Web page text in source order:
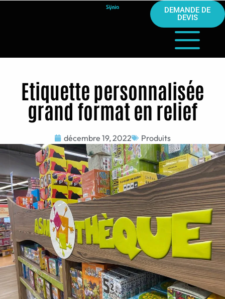
DEMANDE DE
DEVIS
Etiquette personnalisée
grand format en relief
décembre 19, 2022 Produits